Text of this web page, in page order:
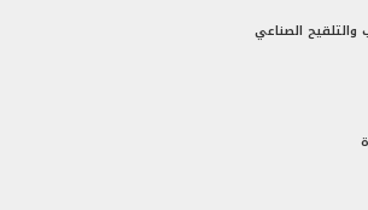
والتلقيح الصناعي